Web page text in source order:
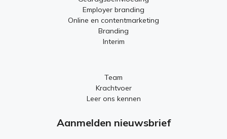
Employer branding
Online en contentmarketing
Branding
Interim
Team
Krachtvoer
Leer ons kennen
Aanmelden nieuwsbrief